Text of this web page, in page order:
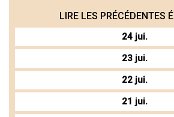
LIRE LES PRÉCÉDENTES
24 jui.
23 jui.
22 jui.
21 jui.